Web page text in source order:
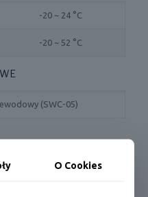
-20 ~ 24 °C
-20 ~ 52 °C
(SWC-05)
jedn.
700 x 300 x 1400
O Cookies